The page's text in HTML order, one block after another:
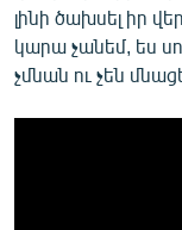
լինի ծախսել իր
կարա չանեմ, ես
չմնան ու չեն